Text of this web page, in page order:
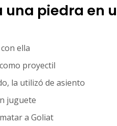
una piedra en
ella
proyectil
la utilizó de asiento
juguete
a Goliat